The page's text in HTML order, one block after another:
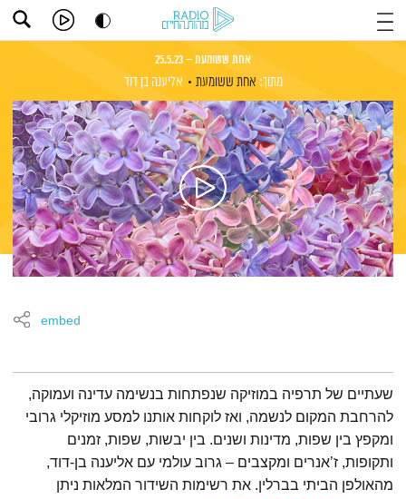
אחת ששומעת – 25.5.23
מתוך: אחת ששומעת אליענה בן דוד
embed
תמצית הפודקאסט
שעתיים של תרפיה במוזיקה שנפתחות בנשימה עדינה ועמוקה,
להרחבת המקום לנשמה, ואז לוקחות אותנו למסע מוזיקלי גרובי
ומקפץ בין שפות, מדינות ושנים. בין יבשות, שפות, זמנים
ותקופות, ז’אנרים ומקצבים – גרוב עולמי עם אליענה בן-דוד,
מהאולפן הביתי בברלין. את רשימות השידור המלאות ניתן